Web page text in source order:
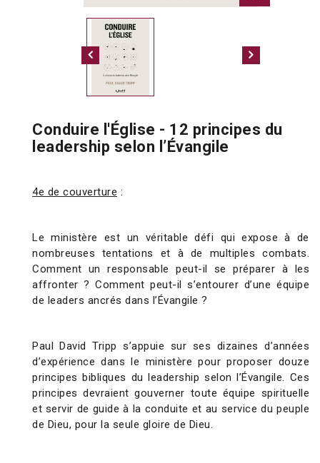
Conduire l'Église - 12 principes du
leadership selon l’Évangile
4e de couverture :
Le ministère est un véritable défi qui expose à de
nombreuses tentations et à de multiples combats.
Comment un responsable peut-il se préparer à les
affronter ? Comment peut-il s’entourer d’une équipe
de leaders ancrés dans l’Évangile ?
Paul David Tripp s’appuie sur ses dizaines d’années
d’expérience dans le ministère pour proposer douze
principes bibliques du leadership selon l’Évangile. Ces
principes devraient gouverner toute équipe spirituelle
et servir de guide à la conduite et au service du peuple
de Dieu, pour la seule gloire de Dieu.